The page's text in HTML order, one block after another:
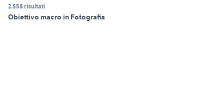
2.558 risultati
Obiettivo macro in Fotografia